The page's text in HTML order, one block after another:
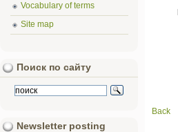
Back
Vocabulary of terms
Site map
Поиск по сайту
Newsletter posting